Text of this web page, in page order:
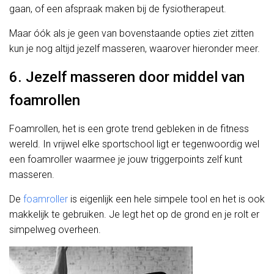
gaan, of een afspraak maken bij de fysiotherapeut.
Maar óók als je geen van bovenstaande opties ziet zitten
kun je nog altijd jezelf masseren, waarover hieronder meer.
6. Jezelf masseren door middel van
foamrollen
Foamrollen, het is een grote trend gebleken in de fitness
wereld. In vrijwel elke sportschool ligt er tegenwoordig wel
een foamroller waarmee je jouw triggerpoints zelf kunt
masseren.
De foamroller is eigenlijk een hele simpele tool en het is ook
makkelijk te gebruiken. Je legt het op de grond en je rolt er
simpelweg overheen.